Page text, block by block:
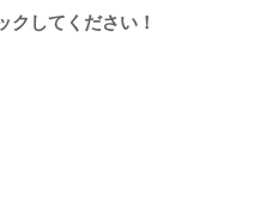
してください！